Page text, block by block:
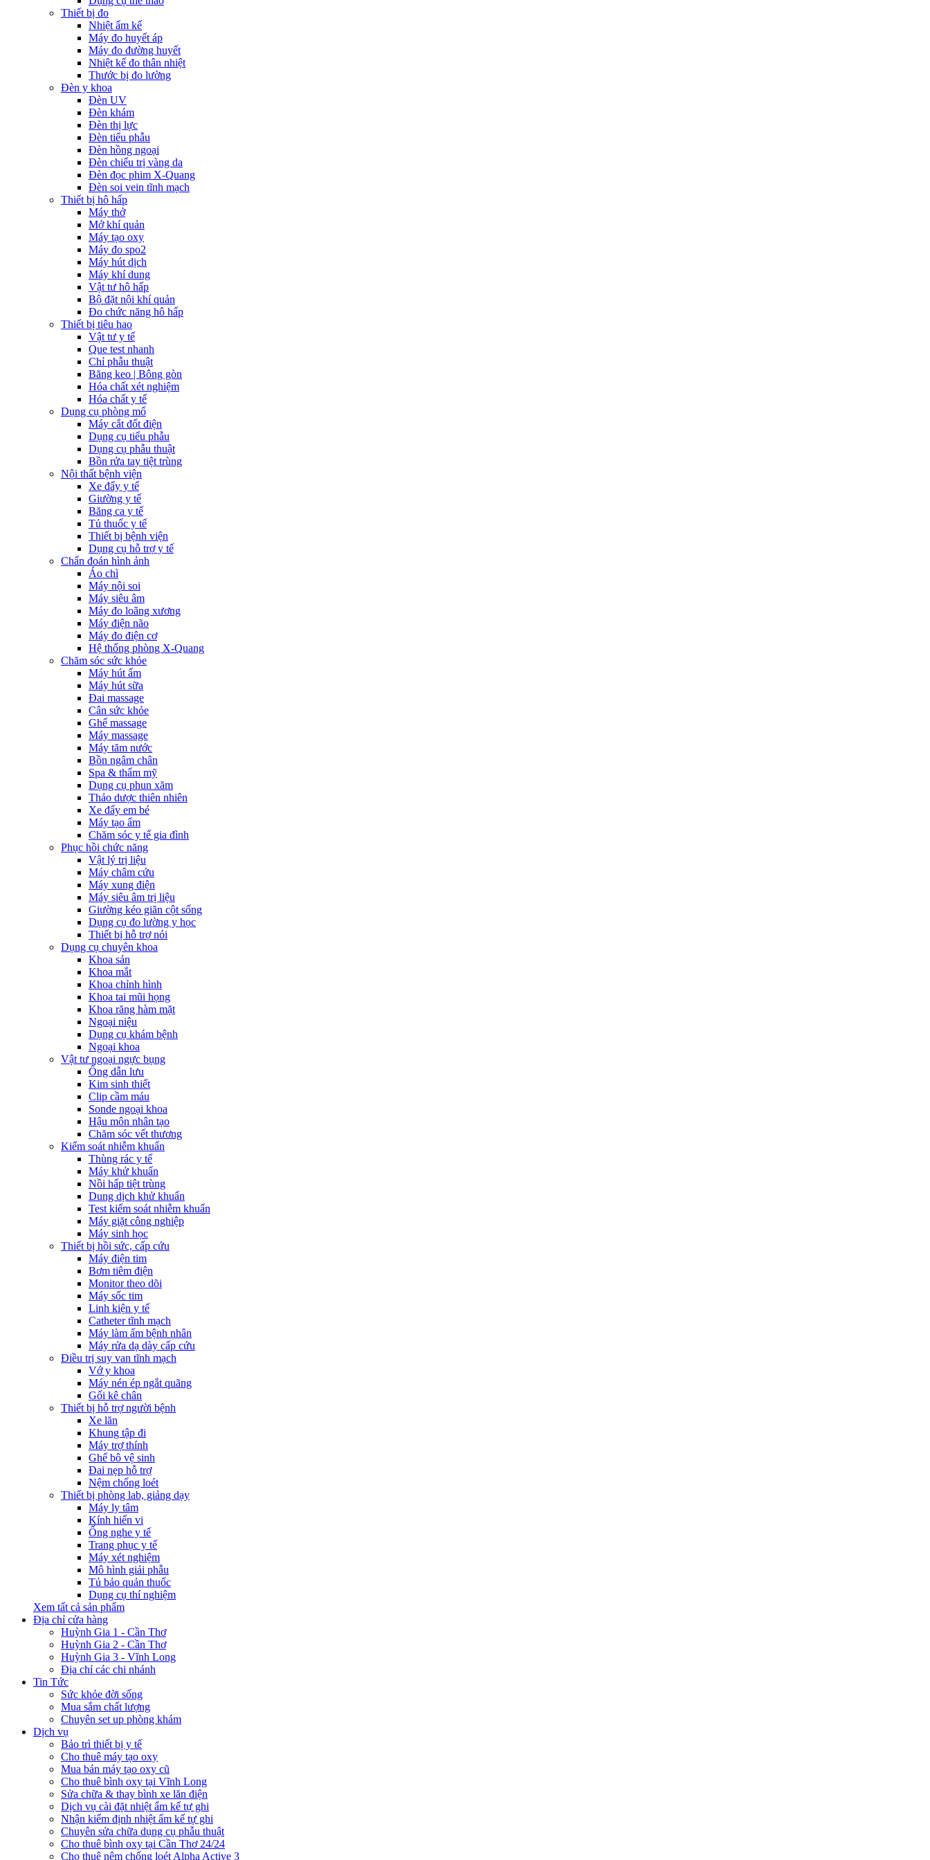
Thiết bị đo
Nhiệt ẩm kế
Máy đo huyết áp
Máy đo đường huyết
Nhiệt kế đo thân nhiệt
Thước bị đo lường
Đèn y khoa
Đèn UV
Đèn khám
Đèn thị lực
Đèn tiểu phẫu
Đèn hồng ngoại
Đèn chiếu trị vàng da
Đèn đọc phim X-Quang
Đèn soi vein tĩnh mạch
Thiết bị hô hấp
Máy thở
Mở khí quản
Máy tạo oxy
Máy đo spo2
Máy hút dịch
Máy khí dung
Vật tư hô hấp
Bộ đặt nội khí quản
Đo chức năng hô hấp
Thiết bị tiêu hao
Vật tư y tế
Que test nhanh
Chỉ phẫu thuật
Băng keo | Bông gòn
Hóa chất xét nghiệm
Hóa chất y tế
Dụng cụ phòng mổ
Máy cắt đốt điện
Dụng cụ tiểu phẫu
Dụng cụ phẫu thuật
Bồn rửa tay tiệt trùng
Nội thất bệnh viện
Xe đẩy y tế
Giường y tế
Băng ca y tế
Tủ thuốc y tế
Thiết bị bệnh viện
Dụng cụ hỗ trợ y tế
Chẩn đoán hình ảnh
Áo chì
Máy nội soi
Máy siêu âm
Máy đo loãng xương
Máy điện não
Máy đo điện cơ
Hệ thống phòng X-Quang
Chăm sóc sức khỏe
Máy hút ẩm
Máy hút sữa
Đai massage
Cân sức khỏe
Ghế massage
Máy massage
Máy tăm nước
Bồn ngâm chân
Spa & thẩm mỹ
Dụng cụ phun xăm
Thảo dược thiên nhiên
Xe đẩy em bé
Máy tạo ẩm
Chăm sóc y tế gia đình
Phục hồi chức năng
Vật lý trị liệu
Máy châm cứu
Máy xung điện
Máy siêu âm trị liệu
Giường kéo giãn cột sống
Dụng cụ đo lường y học
Thiết bị hỗ trợ nói
Dụng cụ chuyên khoa
Khoa sản
Khoa mắt
Khoa chỉnh hình
Khoa tai mũi họng
Khoa răng hàm mặt
Ngoại niệu
Dụng cụ khám bệnh
Ngoại khoa
Vật tư ngoại ngực bụng
Ống dẫn lưu
Kim sinh thiết
Clip cầm máu
Sonde ngoại khoa
Hậu môn nhân tạo
Chăm sóc vết thương
Kiểm soát nhiễm khuẩn
Thùng rác y tế
Máy khử khuẩn
Nồi hấp tiệt trùng
Dung dịch khử khuẩn
Test kiểm soát nhiễm khuẩn
Máy giặt công nghiệp
Máy sinh học
Thiết bị hồi sức, cấp cứu
Máy điện tim
Bơm tiêm điện
Monitor theo dõi
Máy sốc tim
Linh kiện y tế
Catheter tĩnh mạch
Máy làm ấm bệnh nhân
Máy rửa dạ dày cấp cứu
Điều trị suy van tĩnh mạch
Vớ y khoa
Máy nén ép ngắt quãng
Gối kê chân
Thiết bị hỗ trợ người bệnh
Xe lăn
Khung tập đi
Máy trợ thính
Ghế bô vệ sinh
Đai nẹp hỗ trợ
Nệm chống loét
Thiết bị phòng lab, giảng dạy
Máy ly tâm
Kính hiển vi
Ống nghe y tế
Trang phục y tế
Máy xét nghiệm
Mô hình giải phẫu
Tủ bảo quản thuốc
Dụng cụ thí nghiệm
Xem tất cả sản phẩm
Địa chỉ cửa hàng
Huỳnh Gia 1 - Cần Thơ
Huỳnh Gia 2 - Cần Thơ
Huỳnh Gia 3 - Vĩnh Long
Địa chỉ các chi nhánh
Tin Tức
Sức khỏe đời sống
Mua sắm chất lượng
Chuyên set up phòng khám
Dịch vụ
Bảo trì thiết bị y tế
Cho thuê máy tạo oxy
Mua bán máy tạo oxy cũ
Cho thuê bình oxy tại Vĩnh Long
Sửa chữa & thay bình xe lăn điện
Dịch vụ cài đặt nhiệt ẩm kế tự ghi
Nhận kiểm định nhiệt ẩm kế tự ghi
Chuyên sửa chữa dụng cụ phẫu thuật
Cho thuê bình oxy tại Cần Thơ 24/24
Cho thuê nệm chống loét Alpha Active 3